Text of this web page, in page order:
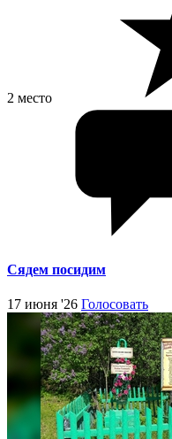
2 место
Сядем посидим
17 июня '26 Голосовать